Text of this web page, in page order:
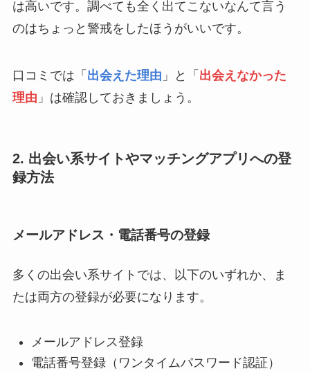
は高いです。調べても全く出てこないなんて言う
のはちょっと警戒をしたほうがいいです。
口コミでは「 出会えた理由 」と「 出会えなかった
理由 」は確認しておきましょう。
2. 出会い系サイトやマッチングアプリへの登
録方法
メールアドレス・電話番号の登録
多くの出会い系サイトでは、以下のいずれか、ま
たは両方の登録が必要になります。
メールアドレス登録
電話番号登録（ワンタイムパスワード認証）